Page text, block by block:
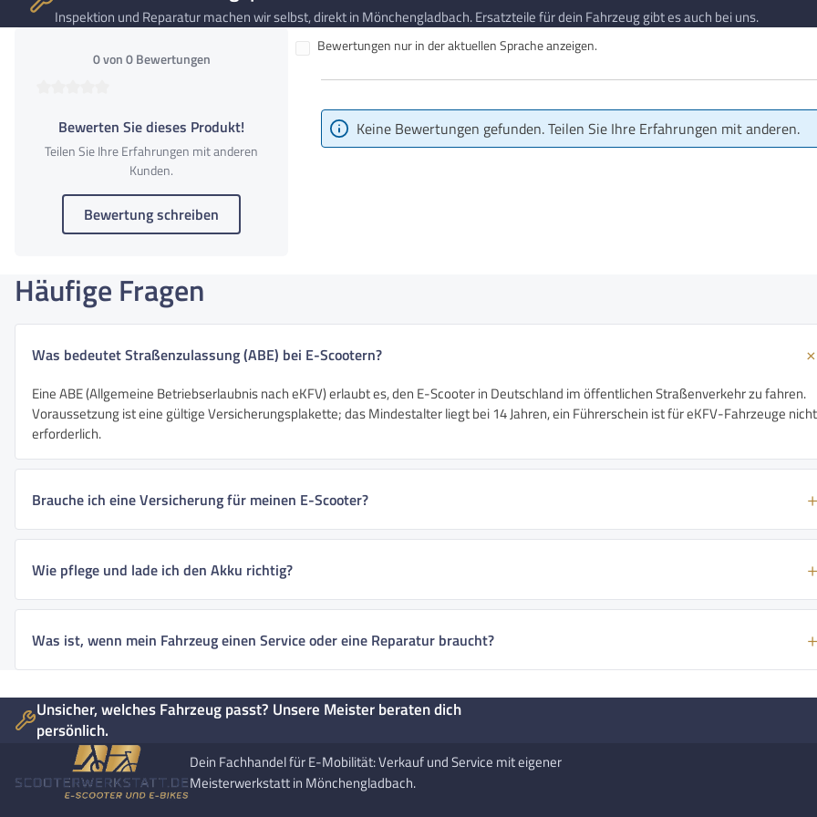
Batteriespannung
48V
Akkukapazität
20Ah
Akkuladezeit
6-7 Stunden
Entnehmbarer Akku
Abmessungen
125cm x 118cm x 65cm
Gewicht
29kg
Inspektion und Reparatur machen wir selbst, direkt in Mönchengladbach. Ersatzteile für dein Fahrzeug gibt es auch bei uns.
0 von 0 Bewertungen
Bewerten Sie dieses Produkt!
Teilen Sie Ihre Erfahrungen mit anderen
Kunden.
Bewertung schreiben
Bewertungen nur in der aktuellen Sprache anzeigen.
Keine Bewertungen gefunden. Teilen Sie Ihre Erfahrungen mit anderen.
Häufige Fragen
Was bedeutet Straßenzulassung (ABE) bei E-Scootern?
Eine ABE (Allgemeine Betriebserlaubnis nach eKFV) erlaubt es, den E-Scooter in Deutschland im öffentlichen Straßenverkehr zu fahren.
Voraussetzung ist eine gültige Versicherungsplakette; das Mindestalter liegt bei 14 Jahren, ein Führerschein ist für eKFV-Fahrzeuge nicht
erforderlich.
Brauche ich eine Versicherung für meinen E-Scooter?
Wie pflege und lade ich den Akku richtig?
Was ist, wenn mein Fahrzeug einen Service oder eine Reparatur braucht?
Unsicher, welches Fahrzeug passt? Unsere Meister beraten dich
persönlich.
Dein Fachhandel für E-Mobilität: Verkauf und Service mit eigener
Meisterwerkstatt in Mönchengladbach.